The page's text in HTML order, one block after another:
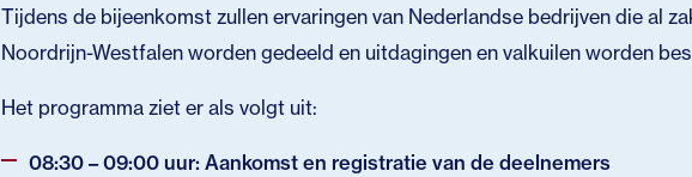
Tijdens de bijeenkomst zullen ervaringen van Nederlandse bedrijven die al
Noordrijn-Westfalen worden gedeeld en uitdagingen en valkuilen worden
Het programma ziet er als volgt uit:
08:30 – 09:00 uur: Aankomst en registratie van de deelnemers